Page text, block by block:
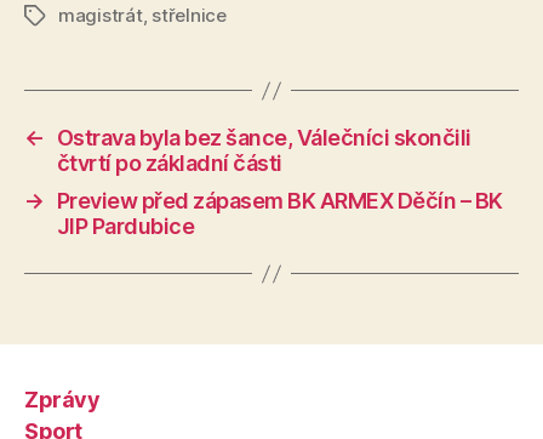
Štítkymagistrát, střelnice
←
Ostrava byla bez šance, Válečníci skončili
čtvrtí po základní části
→
Preview před zápasem BK ARMEX Děčín – BK
JIP Pardubice
Zprávy
Sport